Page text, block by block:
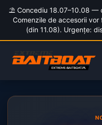
⛱️ Concediu 18.07–10.08 —
Comenzile de accesorii
(din 11.08). Urgențe:
to
content